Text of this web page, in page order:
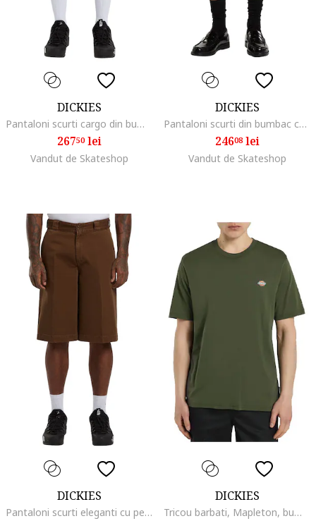
DICKIES
Pantaloni scurti cargo din bumbac,
26750lei
Vandut de Skateshop
DICKIES
Pantaloni scurti din bumbac cu croiala conica si aspect mat
24608lei
Vandut de Skateshop
DICKIES
Pantaloni scurti eleganti cu pensa
DICKIES
Tricou barbati, Mapleton, bumbac - 39872, Verde